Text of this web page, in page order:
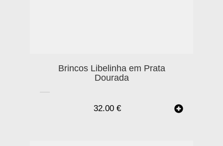
Brincos Libelinha em Prata
Dourada
32.00 €